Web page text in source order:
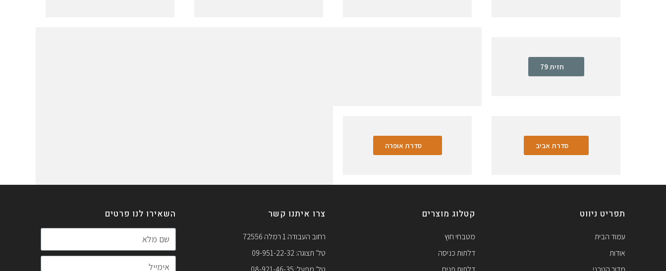
חזית 79
סדרת אביב סדרת אופרה
תפריט ניווט
עמוד הבית
אודות
קטלוג מוצרים
מטבחי חוץ
דלתות כניסה
צרו איתנו קשר
רחוב העבודה 1 רמלה 72556
טל' תצוגה: 09-951-22-32
השאירו לנו פרטים